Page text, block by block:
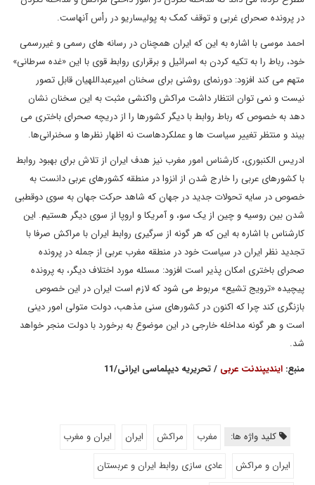
در پرونده صحرای غربی و توقف کمک به پولیساریو در رأس آنهاست.
احمد موسی با اشاره به این که ایران همچنان در رسانه های رسمی و غیررسمی
خود، رباط را به تکیه کردن به اسرائیل و برقراری روابط قوی با این «غده سرطانی»
متهم می کند افزود: دورنمای روشنی برای سخنان امیرعبداللهیان قابل تصور
نیست و نمی توان انتظار داشت مراکش واکنشی مثبت به این سخنان نشان
دهد به خصوص که رباط روابط با دیگر کشورها را از دریچه صحرای باختری می
بیند و منتظر تغییر سیاست ها و عملکردهاست نه اظهار نظرها و سخنرانی‌ها.
ادریس الکنبوری، کارشناس امور مغرب نیز هدف ایران از تلاش برای بهبود روابط
با کشورهای عربی را خارج شدن از انزوا در منطقه کشورهای عربی دانست به
خصوص در سایه تحولات جدید در جهان که شاهد حرکت جهان به سوی دوقطبی
شدن بین روسیه و چین از یک سو، و آمریکا و اروپا از سوی دیگر هستیم. این
کارشناس با اشاره به این که هر گونه از سرگیری روابط ایران با مراکش صرفا با
تجدید نظر ایران در سیاست خود در منطقه مغرب عربی از جمله در پرونده
صحرای باختری امکان پذیر است افزود: مسئله مورد اختلاف دیگر، به پرونده
پیچیده «ترویج تشیع» مربوط می شود که لازم است ایران در این خصوص
بازنگری کند چرا که اکنون در کشورهای سنی مذهب، دولت متولی امور دینی
است و هر گونه مداخله خارجی در این موضوع به برخورد با دولت منجر خواهد
شد.
منبع: ایندیپندنت عربی / تحریریه دیپلماسی ایرانی/11
کلید واژه ها: مغرب مراکش ایران
ایران و مغرب
ایران و مراکش
عادی سازی روابط ایران و عربستان